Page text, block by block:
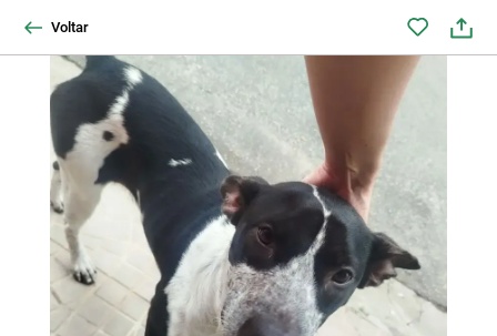
Voltar